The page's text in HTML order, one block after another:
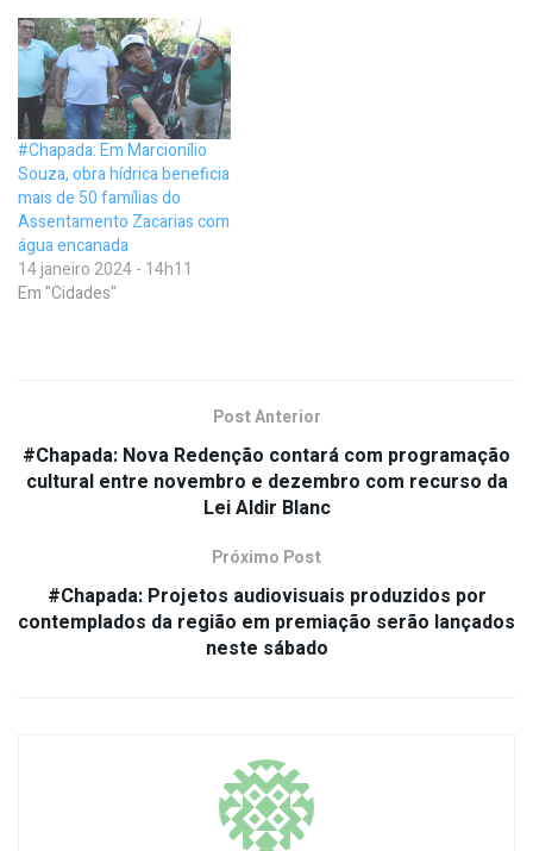
#Chapada: Em Marcionílio
Souza, obra hídrica beneficia
mais de 50 famílias do
Assentamento Zacarias com
água encanada
14 janeiro 2024 - 14h11
Em "Cidades"
Post Anterior
#Chapada: Nova Redenção contará com programação
cultural entre novembro e dezembro com recurso da
Lei Aldir Blanc
Próximo Post
#Chapada: Projetos audiovisuais produzidos por
contemplados da região em premiação serão lançados
neste sábado